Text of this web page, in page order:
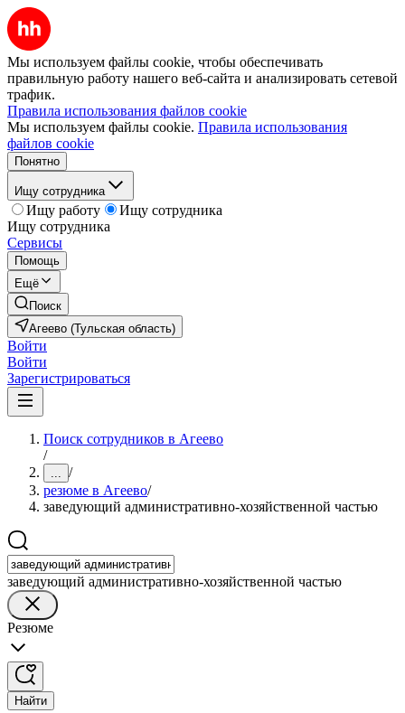
Мы используем файлы cookie, чтобы обеспечивать
правильную работу нашего веб-сайта и анализировать сетевой
трафик.
Правила использования файлов cookie
Мы используем файлы cookie. Правила использования
файлов cookie
Понятно
Ищу сотрудника
Ищу работу
Ищу сотрудника
Ищу сотрудника
Сервисы
Помощь
Ещё
Поиск
Агеево (Тульская область)
Войти
Войти
Зарегистрироваться
Поиск сотрудников в Агеево
/
... /
резюме в Агеево/
заведующий административно-хозяйственной частью
заведующий административно-хозяйственной частью
Резюме
Найти